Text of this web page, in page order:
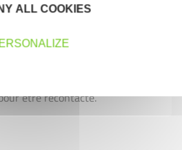
être recontacté.
ALL COOKIES